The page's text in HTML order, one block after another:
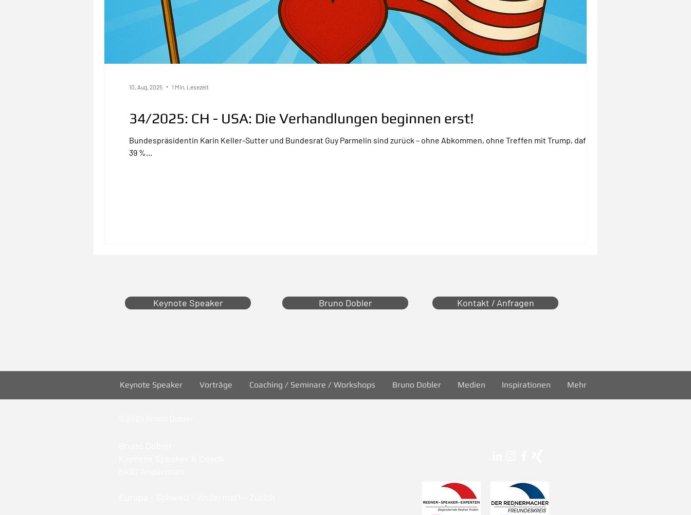
34/2025: CH - USA: Die Verhandlungen beginnen erst!
Bundespräsidentin Karin Keller-Sutter und Bundesrat Guy Parmelin sind zurück – ohne Abkommen, ohne Treffen mit Trump, dafür mit
39 %...
10. Aug. 2025 1 Min. Lesezeit
Keynote Speaker Bruno Dobler Kontakt / Anfragen
Keynote Speaker Vorträge Coaching / Seminare / Workshops Bruno Dobler Medien Inspirationen Mehr